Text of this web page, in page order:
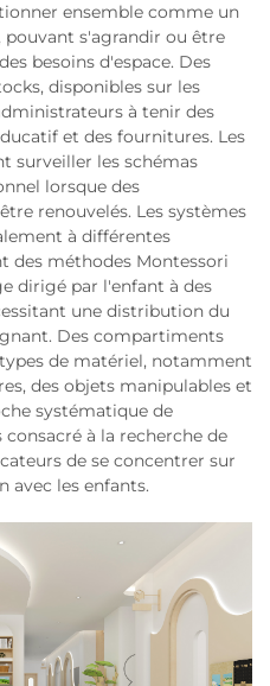
ensemble comme un
s'agrandir ou être
besoins d'espace. Des
disponibles sur les
à tenir des
et des fournitures. Les
surveiller les schémas
lorsque des
renouvelés. Les systèmes
à différentes
des méthodes Montessori
dirigé par l'enfant à des
une distribution du
Des compartiments
de matériel, notamment
des objets manipulables et
systématique de
à la recherche de
de se concentrer sur
avec les enfants.